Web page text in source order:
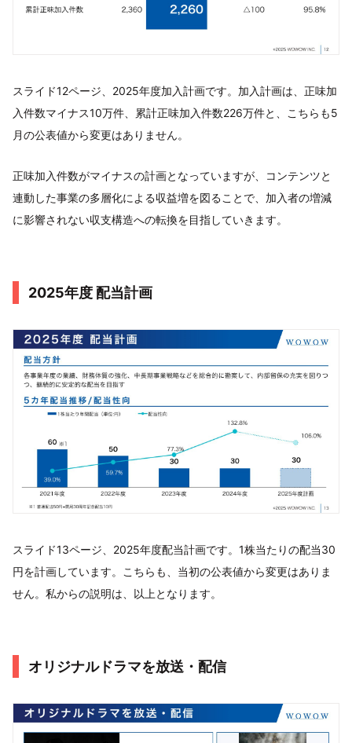
スライド12ページ、2025年度加入計画です。加入計画は、正味加
入件数マイナス10万件、累計正味加入件数226万件と、こちらも5
月の公表値から変更はありません。
正味加入件数がマイナスの計画となっていますが、コンテンツと
連動した事業の多層化による収益増を図ることで、加入者の増減
に影響されない収支構造への転換を目指していきます。
2025年度 配当計画
スライド13ページ、2025年度配当計画です。1株当たりの配当30
円を計画しています。こちらも、当初の公表値から変更はありま
せん。私からの説明は、以上となります。
オリジナルドラマを放送・配信